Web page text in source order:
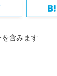
含みます